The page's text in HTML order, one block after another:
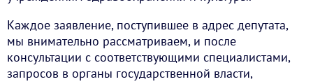
Каждое заявление, поступившее в адрес депутата,
мы внимательно рассматриваем, и после
консультации с соответствующими специалистами,
запросов в органы государственной власти,